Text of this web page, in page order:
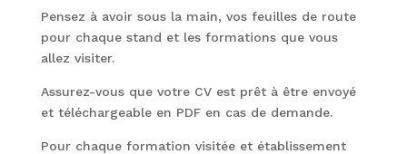
Pensez à avoir sous la main, vos feuilles de route
pour chaque stand et les formations que vous
allez visiter.
Assurez-vous que votre CV est prêt à être envoyé
et téléchargeable en PDF en cas de demande.
Pour chaque formation visitée et établissement